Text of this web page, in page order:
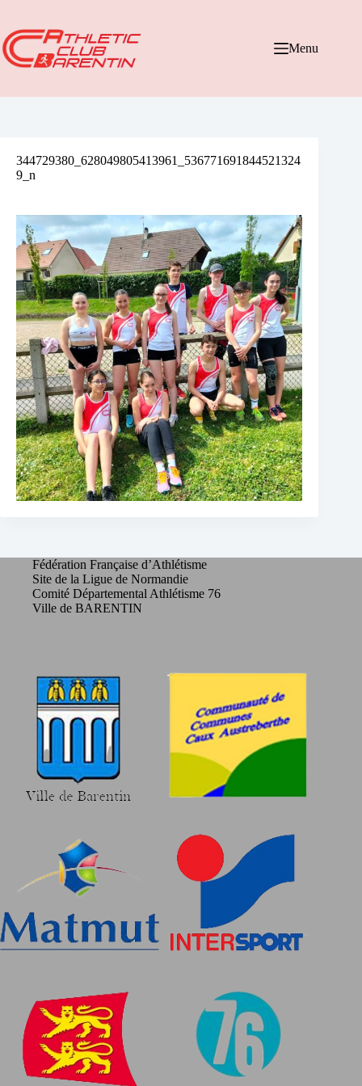
contenu
Menu
344729380_628049805413961_536771691844521324
9_n
Fédération Française d’Athlétisme
Site de la Ligue de Normandie
Comité Départemental Athlétisme 76
Ville de BARENTIN